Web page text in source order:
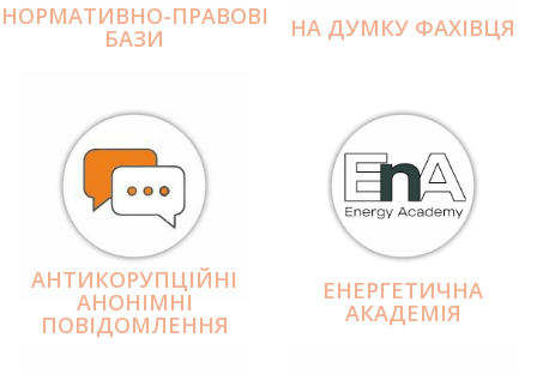
НОРМАТИВНО-ПРАВОВІ
БАЗИ НА ДУМКУ ФАХІВЦЯ
АНТИКОРУПЦІЙНІ
АНОНІМНІ
ПОВІДОМЛЕННЯ
ЕНЕРГЕТИЧНА
АКАДЕМІЯ